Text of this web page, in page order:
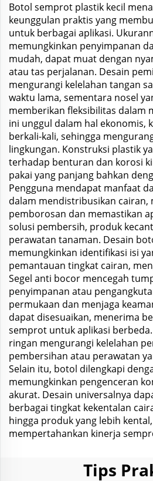
Botol semprot plastik kecil
keunggulan praktis yang
untuk berbagai aplikasi.
memungkinkan penyimpanan
mudah, dapat muat dengan
atau tas perjalanan. Desain
mengurangi kelelahan tangan
waktu lama, sementara nosel
memberikan fleksibilitas dalam
ini unggul dalam hal ekonomis,
berkali-kali, sehingga
lingkungan. Konstruksi plastik
terhadap benturan dan korosi
pakai yang panjang bahkan
Pengguna mendapat manfaat
dalam mendistribusikan cairan,
pemborosan dan memastikan
solusi pembersih, produk
perawatan tanaman. Desain
memungkinkan identifikasi isi
pemantauan tingkat cairan,
Segel anti bocor mencegah
penyimpanan atau
permukaan dan menjaga
dapat disesuaikan, menerima
semprot untuk aplikasi
ringan mengurangi kelelahan
pembersihan atau perawatan
Selain itu, botol dilengkapi
memungkinkan pengenceran
akurat. Desain universalnya
berbagai tingkat kekentalan
hingga produk yang lebih
mempertahankan kinerja
Tips